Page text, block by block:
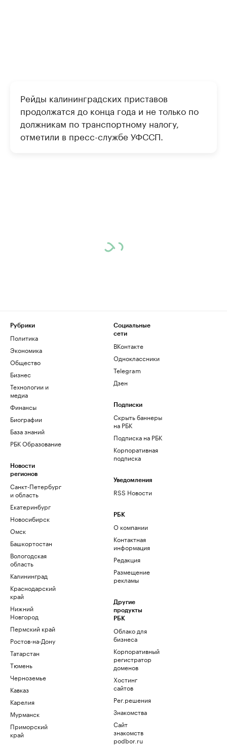
Рейды калининградских приставов
продолжатся до конца года и не только по
должникам по транспортному налогу,
отметили в пресс-службе УФССП.
Рубрики
Политика
Экономика
Общество
Бизнес
Технологии и
медиа
Финансы
Биографии
База знаний
РБК Образование
Новости
регионов
Санкт-Петербург
и область
Екатеринбург
Новосибирск
Омск
Башкортостан
Вологодская
область
Калининград
Краснодарский
край
Нижний
Новгород
Пермский край
Ростов-на-Дону
Татарстан
Тюмень
Черноземье
Кавказ
Карелия
Мурманск
Приморский
край
Социальные
сети
ВКонтакте
Одноклассники
Telegram
Дзен
Подписки
Скрыть баннеры
на РБК
Подписка на РБК
Корпоративная
подписка
Уведомления
RSS Новости
РБК
О компании
Контактная
информация
Редакция
Размещение
рекламы
Другие
продукты
РБК
Облако для
бизнеса
Корпоративный
регистратор
доменов
Хостинг
сайтов
Рег.решения
Знакомства
Сайт
знакомств
podbor.ru